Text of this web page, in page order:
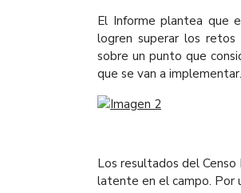
El Informe plantea que
logren superar los retos
sobre un punto que
que se van a implementar.
Los resultados del Censo
latente en el campo. Por